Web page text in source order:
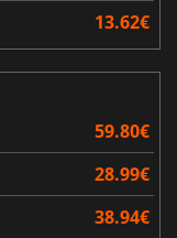
13.62€
59.80€
28.99€
38.94€